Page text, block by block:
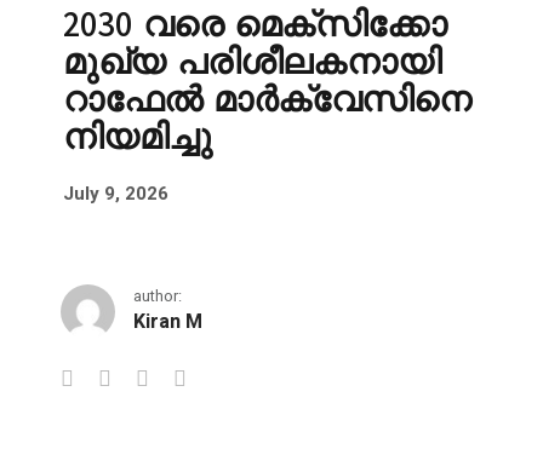
2030 വരെ മെക്സിക്കോ
മുഖ്യ പരിശീലകനായി
റാഫേൽ മാർക്വേസിനെ
നിയമിച്ചു
July 9, 2026
author:
Kiran M